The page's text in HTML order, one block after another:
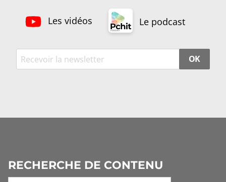
Les vidéos Le podcast
OK
RECHERCHE DE CONTENU